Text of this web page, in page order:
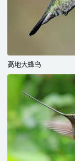
高地大蜂鸟